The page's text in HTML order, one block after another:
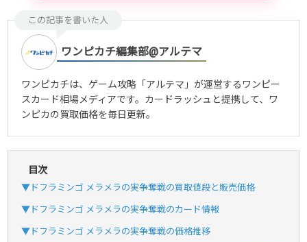
この記事を書いた人
ワンピカチ編集部@アルテマ
ワンピカチは、ゲーム攻略「アルテマ」が運営するワンピー
スカード相場メディアです。カードラッシュと提携して、ワ
ンピカの買取価格を毎日更新。
目次
▼ドフラミンゴ メラメラの実争奪戦の買取値段と販売価格
▼ドフラミンゴ メラメラの実争奪戦のカード情報
▼ドフラミンゴ メラメラの実争奪戦の価格推移